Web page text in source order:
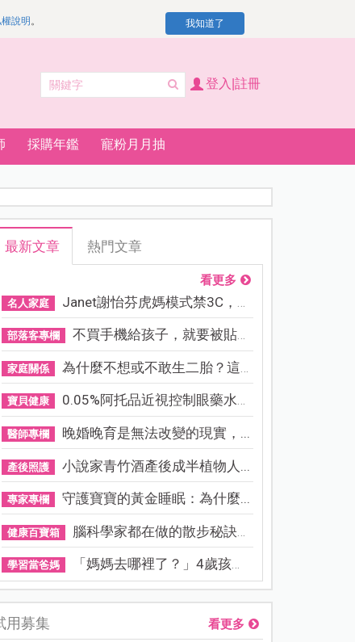
說明 。 我知道了
登入|註冊
採購年鑑 寵粉月月抽
最新文章 熱門文章
看更多
名人家庭 Janet謝怡芬虎媽模式禁3C，看...
部落客專欄 不買手機給孩子，就要被貼「...
家庭關係 為什麼不想或不敢生二胎？這8...
寶貝健康 0.05%阿托品近視控制眼藥水納...
醫師專欄 晚婚晚育是無法改變的現實，...
產後照護 小說家青竹酒產後成半植物人...
專家專欄 守護寶寶的黃金睡眠：為什麼...
健康百寶箱 腦科學家都在做的散步秘訣！...
學習當爸媽 「媽媽去哪裡了？」4歲孩子還...
用募集 看更多